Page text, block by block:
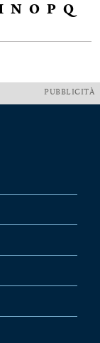
N O P Q
PUBBLICITÀ